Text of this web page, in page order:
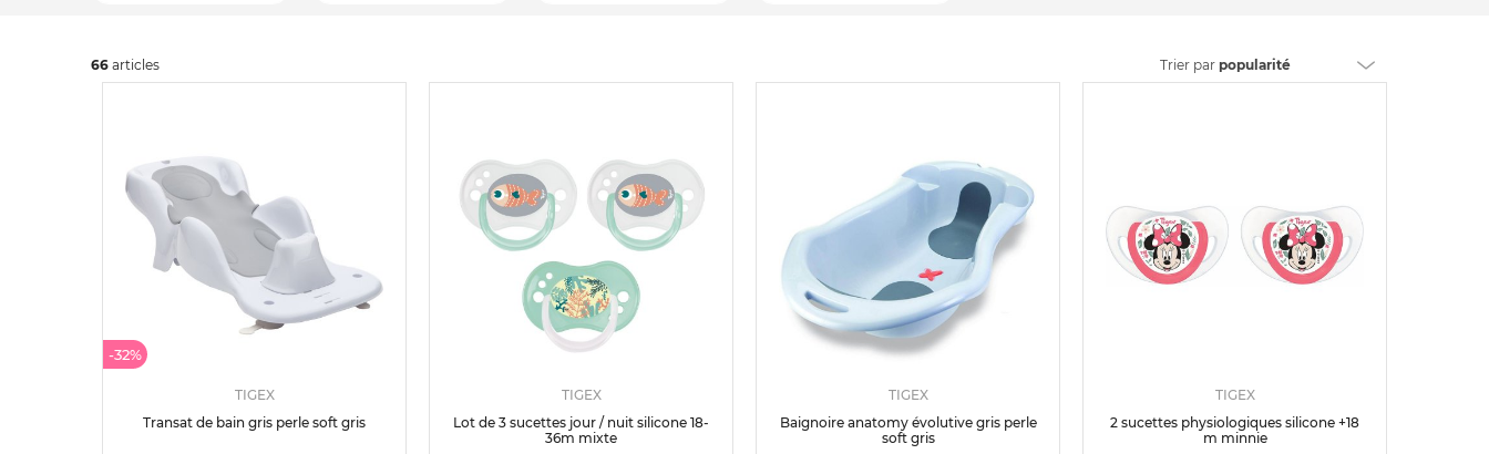
66 articles Trier par popularité
-32%
TIGEX
Transat de bain gris perle soft gris
TIGEX
Lot de 3 sucettes jour / nuit silicone 18-
36m mixte
TIGEX
Baignoire anatomy évolutive gris perle
soft gris
TIGEX
2 sucettes physiologiques silicone +18
m minnie